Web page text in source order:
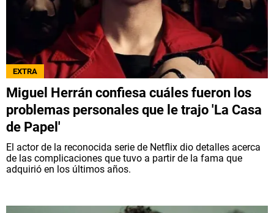
EXTRA
Miguel Herrán confiesa cuáles fueron los
problemas personales que le trajo 'La Casa
de Papel'
El actor de la reconocida serie de Netflix dio detalles acerca
de las complicaciones que tuvo a partir de la fama que
adquirió en los últimos años.